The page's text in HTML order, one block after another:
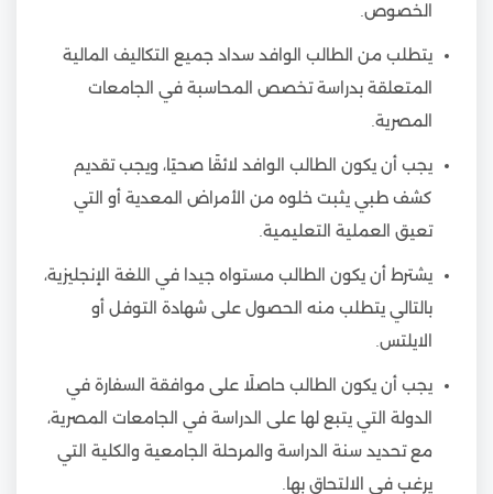
الخصوص.
يتطلب من الطالب الوافد سداد جميع التكاليف المالية
المتعلقة بدراسة تخصص المحاسبة في الجامعات
المصرية.
يجب أن يكون الطالب الوافد لائقًا صحيًا، ويجب تقديم
كشف طبي يثبت خلوه من الأمراض المعدية أو التي
تعيق العملية التعليمية.
يشترط أن يكون الطالب مستواه جيدا في اللغة الإنجليزية،
بالتالي يتطلب منه الحصول على شهادة التوفل أو
الايلتس.
يجب أن يكون الطالب حاصلًا على موافقة السفارة في
الدولة التي يتبع لها على الدراسة في الجامعات المصرية،
مع تحديد سنة الدراسة والمرحلة الجامعية والكلية التي
يرغب في الالتحاق بها.